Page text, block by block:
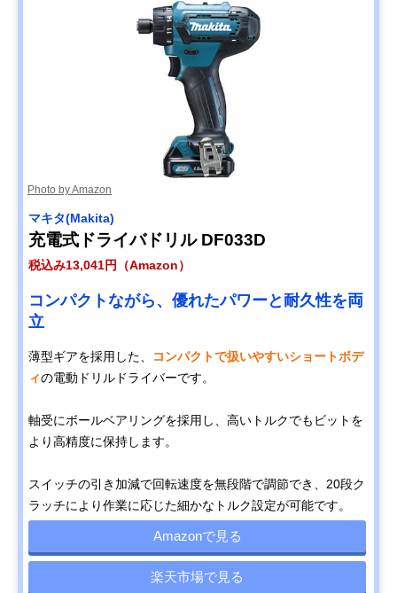
Photo by Amazon
マキタ(Makita)
充電式ドライバドリル DF033D
税込み13,041円（Amazon）
コンパクトながら、優れたパワーと耐久性を両
立
薄型ギアを採用した、
コンパクトで扱いやすいショートボデ
ィの電動ドリルドライバーです。
軸受にボールベアリングを採用し、高いトルクでもビットを
より高精度に保持します。
スイッチの引き加減で回転速度を無段階で調節でき、20段ク
ラッチにより作業に応じた細かなトルク設定が可能です。
Amazonで見る
楽天市場で見る